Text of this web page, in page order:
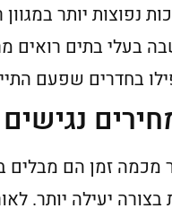
נפוצות יותר
בעלי בתים
בחדרים שפעם
נגישים
מכמה זמן הם
בצורה יעילה יותר.